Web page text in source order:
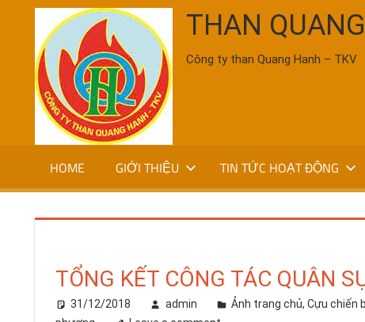
content
THAN
Công ty than Quang Hanh – TKV
HOME GIỚI THIỆU TIN TỨC HOẠT ĐỘNG
TỔNG KẾT CÔNG TÁC QUÂN
31/12/2018 admin Ảnh trang chủ,Cựu chiến